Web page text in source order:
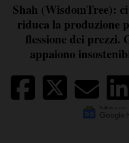
Shah (WisdomTree):
riduca la produzione
flessione dei
appaiono